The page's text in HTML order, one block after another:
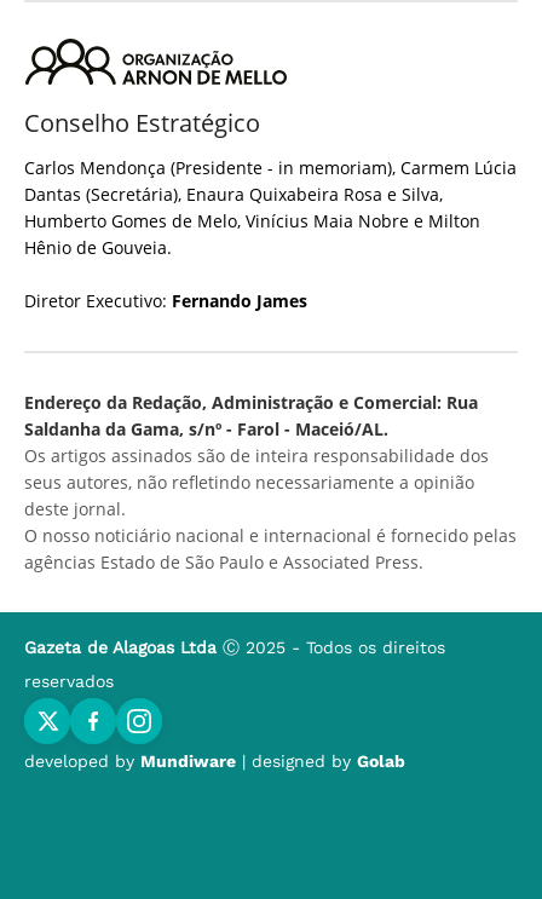
Conselho Estratégico
Carlos Mendonça (Presidente - in memoriam), Carmem Lúcia
Dantas (Secretária), Enaura Quixabeira Rosa e Silva,
Humberto Gomes de Melo, Vinícius Maia Nobre e Milton
Hênio de Gouveia.
Diretor Executivo: Fernando James
Endereço da Redação, Administração e Comercial: Rua
Saldanha da Gama, s/nº - Farol - Maceió/AL.
Os artigos assinados são de inteira responsabilidade dos
seus autores, não refletindo necessariamente a opinião
deste jornal.
O nosso noticiário nacional e internacional é fornecido pelas
agências Estado de São Paulo e Associated Press.
Gazeta de Alagoas Ltda Ⓒ 2025 - Todos os direitos
reservados
developed by Mundiware | designed by Golab